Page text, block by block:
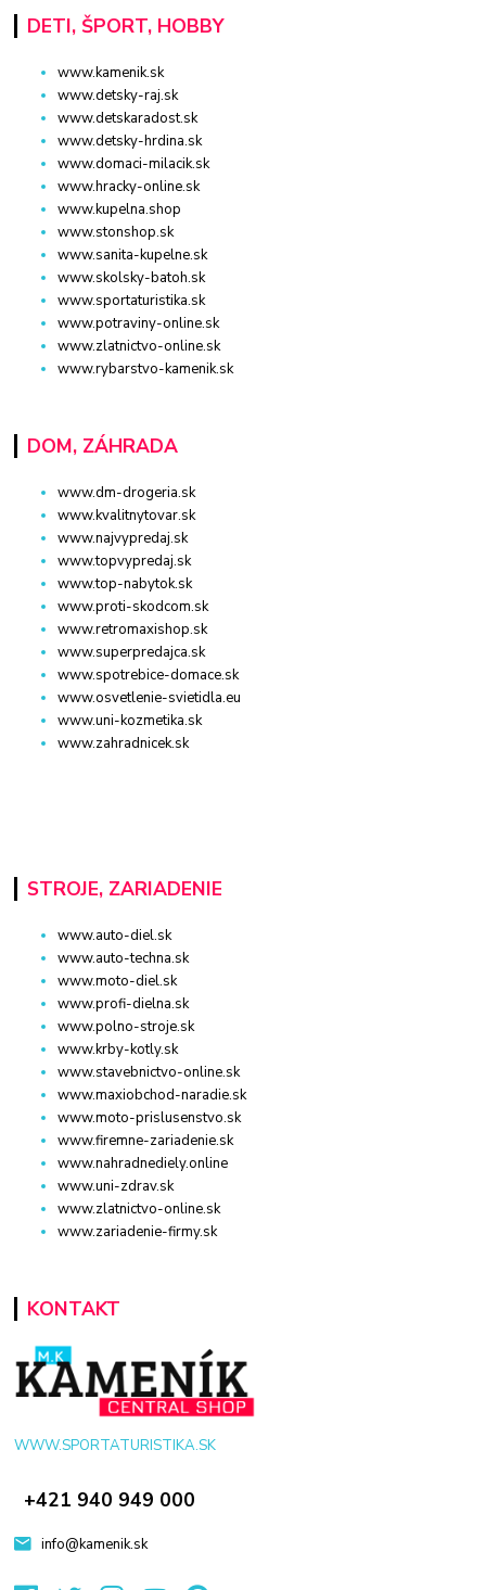
DETI, ŠPORT, HOBBY
www.kamenik.sk
www.detsky-raj.sk
www.detskaradost.sk
www.detsky-hrdina.sk
www.domaci-milacik.sk
www.hracky-online.sk
www.kupelna.shop
www.stonshop.sk
www.sanita-kupelne.sk
www.skolsky-batoh.sk
www.sportaturistika.sk
www.potraviny-online.sk
www.zlatnictvo-online.sk
www.rybarstvo-kamenik.sk
DOM, ZÁHRADA
www.dm-drogeria.sk
www.kvalitnytovar.sk
www.najvypredaj.sk
www.topvypredaj.sk
www.top-nabytok.sk
www.proti-skodcom.sk
www.retromaxishop.sk
www.superpredajca.sk
www.spotrebice-domace.sk
www.osvetlenie-svietidla.eu
www.uni-kozmetika.sk
www.zahradnicek.sk
STROJE, ZARIADENIE
www.auto-diel.sk
www.auto-techna.sk
www.moto-diel.sk
www.profi-dielna.sk
www.polno-stroje.sk
www.krby-kotly.sk
www.stavebnictvo-online.sk
www.maxiobchod-naradie.sk
www.moto-prislusenstvo.sk
www.firemne-zariadenie.sk
www.nahradnediely.online
www.uni-zdrav.sk
www.zlatnictvo-online.sk
www.zariadenie-firmy.sk
KONTAKT
WWW.SPORTATURISTIKA.SK
+421 940 949 000
info@kamenik.sk